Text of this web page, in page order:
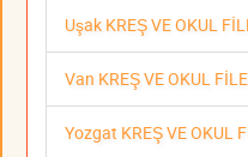
Uşak KREŞ VE OKUL
Van KREŞ VE OKUL
Yozgat KREŞ VE OKUL